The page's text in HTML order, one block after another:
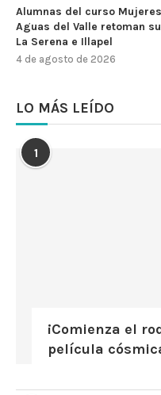
Alumnas del curso
Aguas del Valle retoman
La Serena e Illapel
4 de agosto de 2026
LO MÁS LEÍDO
1
¡Comienza el
película